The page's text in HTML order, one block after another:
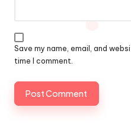
Save my name, email, and
time I comment.